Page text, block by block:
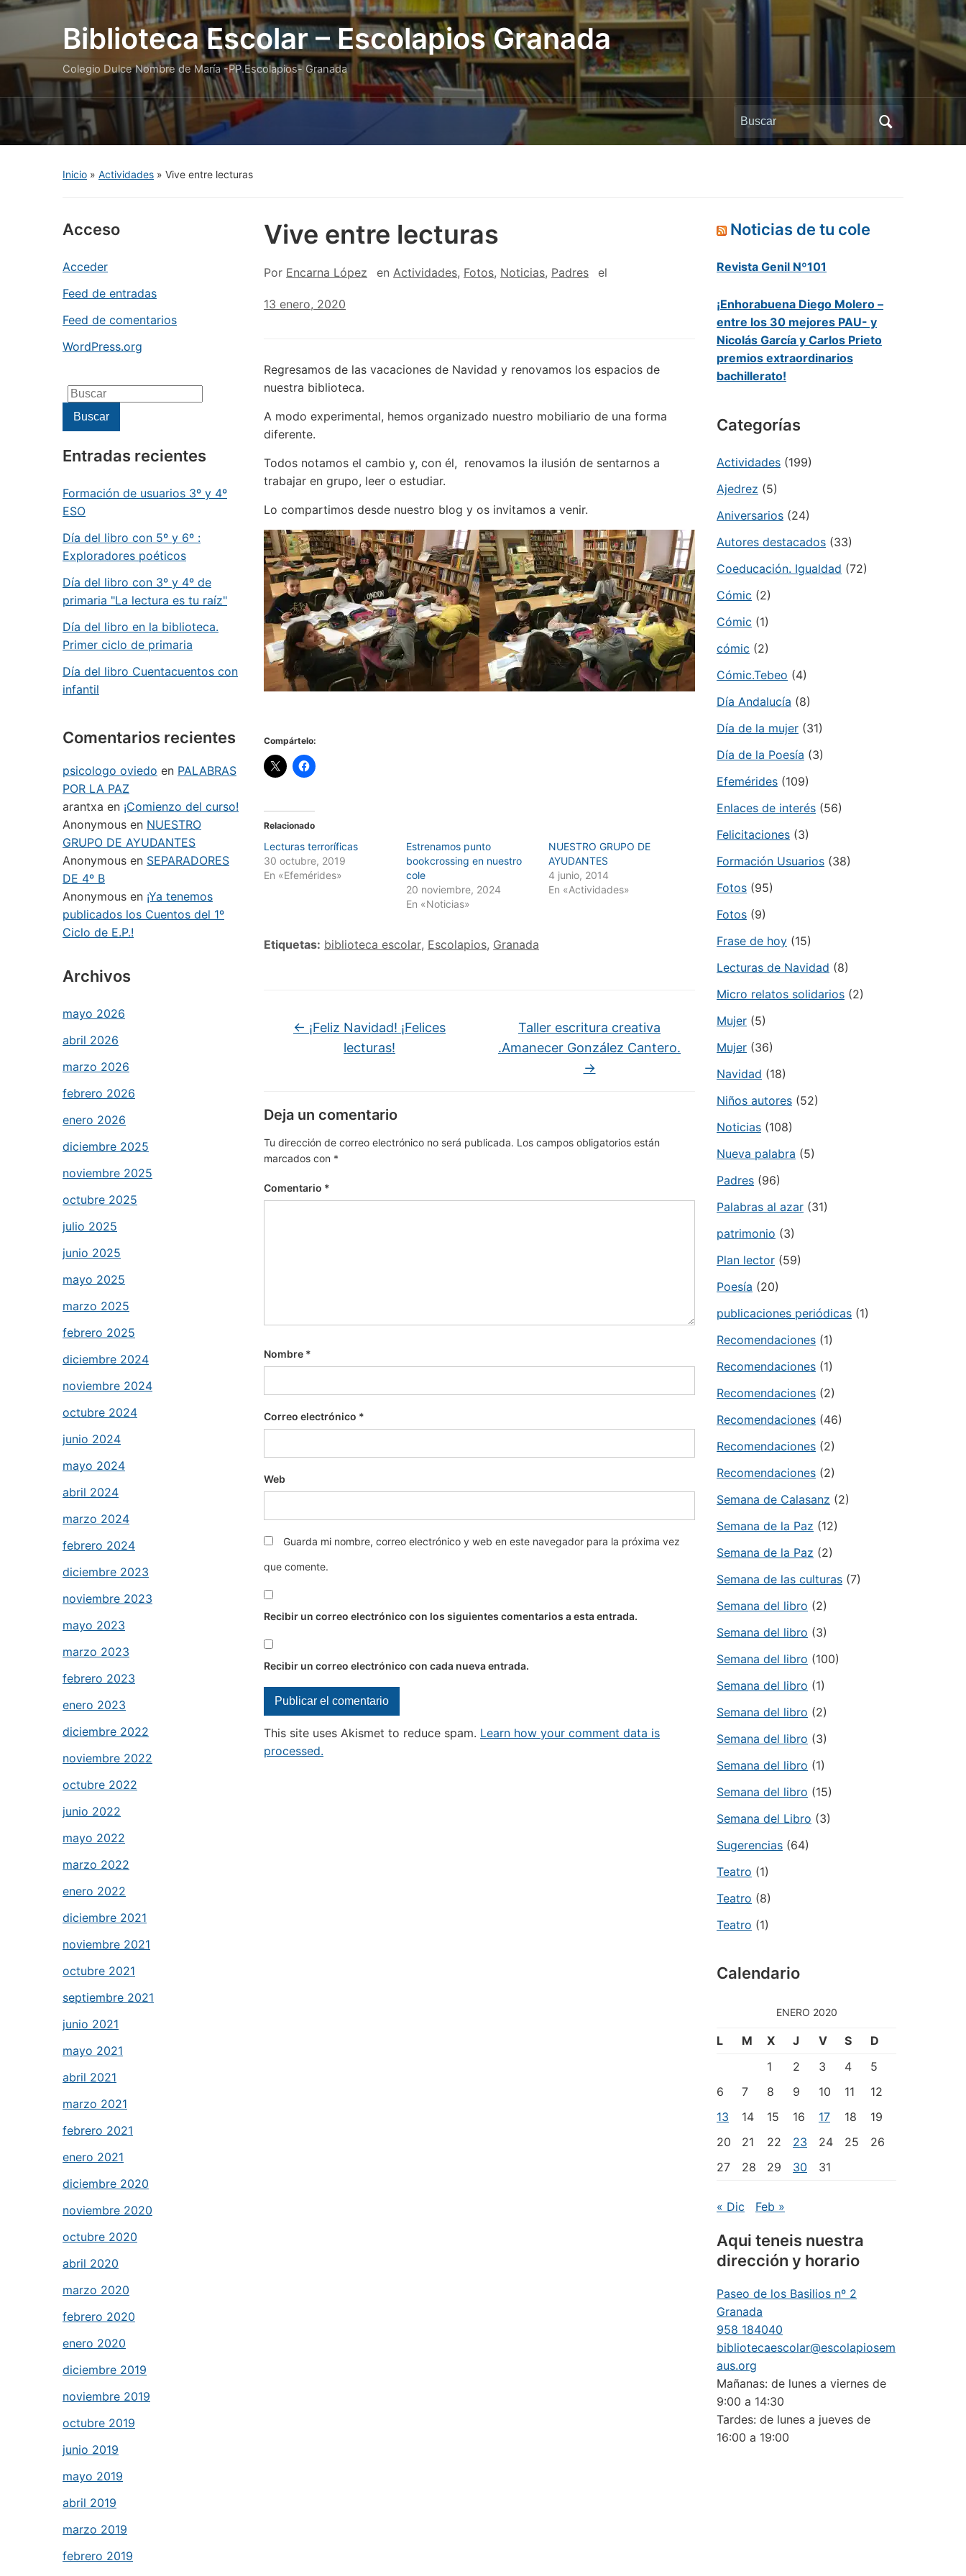
Biblioteca Escolar – Escolapios Granada
Colegio Dulce Nombre de María -PP.Escolapios- Granada
Buscar:
Inicio » Actividades » Vive entre lecturas
Acceso
Acceder
Feed de entradas
Feed de comentarios
WordPress.org
Buscar:
Buscar
Entradas recientes
Formación de usuarios 3º y 4º
ESO
Día del libro con 5º y 6º :
Exploradores poéticos
Día del libro con 3º y 4º de
primaria "La lectura es tu raíz"
Día del libro en la biblioteca.
Primer ciclo de primaria
Día del libro Cuentacuentos con
infantil
Comentarios recientes
psicologo oviedo en PALABRAS
POR LA PAZ
arantxa en ¡Comienzo del curso!
Anonymous en NUESTRO
GRUPO DE AYUDANTES
Anonymous en SEPARADORES
DE 4º B
Anonymous en ¡Ya tenemos
publicados los Cuentos del 1º
Ciclo de E.P.!
Archivos
mayo 2026
abril 2026
marzo 2026
febrero 2026
enero 2026
diciembre 2025
noviembre 2025
octubre 2025
julio 2025
junio 2025
mayo 2025
marzo 2025
febrero 2025
diciembre 2024
noviembre 2024
octubre 2024
junio 2024
mayo 2024
abril 2024
marzo 2024
febrero 2024
diciembre 2023
noviembre 2023
mayo 2023
marzo 2023
febrero 2023
enero 2023
diciembre 2022
noviembre 2022
octubre 2022
junio 2022
mayo 2022
marzo 2022
enero 2022
diciembre 2021
noviembre 2021
octubre 2021
septiembre 2021
junio 2021
mayo 2021
abril 2021
marzo 2021
febrero 2021
enero 2021
diciembre 2020
noviembre 2020
octubre 2020
abril 2020
marzo 2020
febrero 2020
enero 2020
diciembre 2019
noviembre 2019
octubre 2019
junio 2019
mayo 2019
abril 2019
marzo 2019
febrero 2019
Vive entre lecturas
Por Encarna López en Actividades, Fotos, Noticias, Padres el
13 enero, 2020
Regresamos de las vacaciones de Navidad y renovamos los espacios de
nuestra biblioteca.
A modo experimental, hemos organizado nuestro mobiliario de una forma
diferente.
Todos notamos el cambio y, con él, renovamos la ilusión de sentarnos a
trabajar en grupo, leer o estudiar.
Lo compartimos desde nuestro blog y os invitamos a venir.
Compártelo:
Relacionado
Lecturas terroríficas
30 octubre, 2019
En «Efemérides»
Estrenamos punto
bookcrossing en nuestro
cole
20 noviembre, 2024
En «Noticias»
NUESTRO GRUPO DE
AYUDANTES
4 junio, 2014
En «Actividades»
Etiquetas: biblioteca escolar, Escolapios, Granada
← ¡Feliz Navidad! ¡Felices
lecturas!
Taller escritura creativa
.Amanecer González Cantero.
→
Deja un comentario
Tu dirección de correo electrónico no será publicada. Los campos obligatorios están
marcados con *
Comentario *
Nombre *
Correo electrónico *
Web
Guarda mi nombre, correo electrónico y web en este navegador para la próxima vez
que comente.
Recibir un correo electrónico con los siguientes comentarios a esta entrada.
Recibir un correo electrónico con cada nueva entrada.
This site uses Akismet to reduce spam. Learn how your comment data is
processed.
Noticias de tu cole
Revista Genil Nº101
¡Enhorabuena Diego Molero –
entre los 30 mejores PAU- y
Nicolás García y Carlos Prieto
premios extraordinarios
bachillerato!
Categorías
Actividades (199)
Ajedrez (5)
Aniversarios (24)
Autores destacados (33)
Coeducación. Igualdad (72)
Cómic (2)
Cómic (1)
cómic (2)
Cómic.Tebeo (4)
Día Andalucía (8)
Día de la mujer (31)
Día de la Poesía (3)
Efemérides (109)
Enlaces de interés (56)
Felicitaciones (3)
Formación Usuarios (38)
Fotos (95)
Fotos (9)
Frase de hoy (15)
Lecturas de Navidad (8)
Micro relatos solidarios (2)
Mujer (5)
Mujer (36)
Navidad (18)
Niños autores (52)
Noticias (108)
Nueva palabra (5)
Padres (96)
Palabras al azar (31)
patrimonio (3)
Plan lector (59)
Poesía (20)
publicaciones periódicas (1)
Recomendaciones (1)
Recomendaciones (1)
Recomendaciones (2)
Recomendaciones (46)
Recomendaciones (2)
Recomendaciones (2)
Semana de Calasanz (2)
Semana de la Paz (12)
Semana de la Paz (2)
Semana de las culturas (7)
Semana del libro (2)
Semana del libro (3)
Semana del libro (100)
Semana del libro (1)
Semana del libro (2)
Semana del libro (3)
Semana del libro (1)
Semana del libro (15)
Semana del Libro (3)
Sugerencias (64)
Teatro (1)
Teatro (8)
Teatro (1)
Calendario
ENERO 2020
L M X J V S
D
1
2 3 4
5
6
7 8 9 10 11
12
13
14 15 16 17 18
19
20
21 22 23 24 25
26
27
28 29 30 31
« Dic Feb »
Aqui teneis nuestra
dirección y horario
Paseo de los Basilios nº 2
Granada
958 184040
bibliotecaescolar@escolapiosem
aus.org
Mañanas: de lunes a viernes de
9:00 a 14:30
Tardes: de lunes a jueves de
16:00 a 19:00